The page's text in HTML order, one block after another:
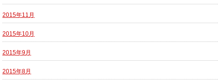
2015年11月
2015年10月
2015年9月
2015年8月